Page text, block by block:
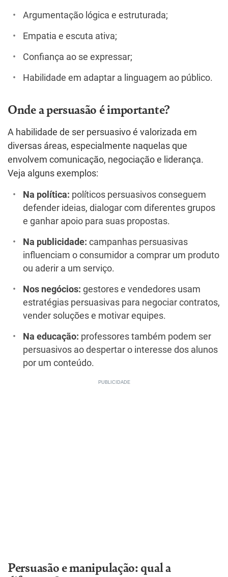
Argumentação lógica e estruturada;
Empatia e escuta ativa;
Confiança ao se expressar;
Habilidade em adaptar a linguagem ao público.
Onde a persuasão é importante?
A habilidade de ser persuasivo é valorizada em
diversas áreas, especialmente naquelas que
envolvem comunicação, negociação e liderança.
Veja alguns exemplos:
Na política: políticos persuasivos conseguem
defender ideias, dialogar com diferentes grupos
e ganhar apoio para suas propostas.
Na publicidade: campanhas persuasivas
influenciam o consumidor a comprar um produto
ou aderir a um serviço.
Nos negócios: gestores e vendedores usam
estratégias persuasivas para negociar contratos,
vender soluções e motivar equipes.
Na educação: professores também podem ser
persuasivos ao despertar o interesse dos alunos
por um conteúdo.
Persuasão e manipulação: qual a